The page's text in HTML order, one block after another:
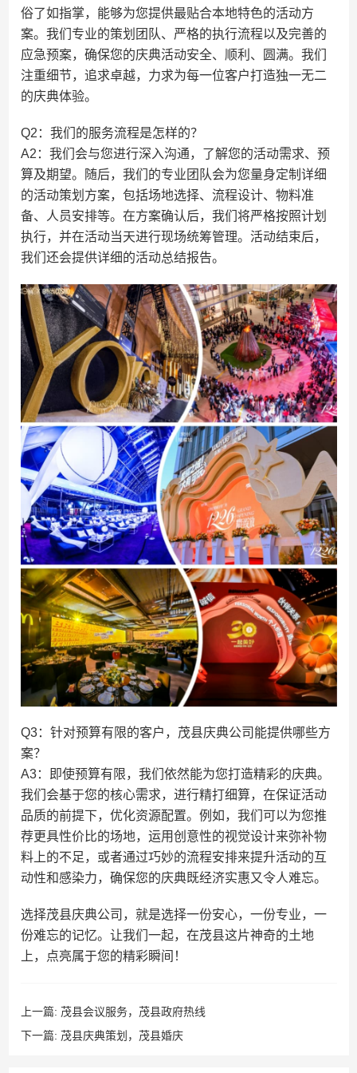
俗了如指掌，能够为您提供最贴合本地特色的活动方
案。我们专业的策划团队、严格的执行流程以及完善的
应急预案，确保您的庆典活动安全、顺利、圆满。我们
注重细节，追求卓越，力求为每一位客户打造独一无二
的庆典体验。
Q2：我们的服务流程是怎样的？
A2：我们会与您进行深入沟通，了解您的活动需求、预
算及期望。随后，我们的专业团队会为您量身定制详细
的活动策划方案，包括场地选择、流程设计、物料准
备、人员安排等。在方案确认后，我们将严格按照计划
执行，并在活动当天进行现场统筹管理。活动结束后，
我们还会提供详细的活动总结报告。
Q3：针对预算有限的客户，茂县庆典公司能提供哪些方
案？
A3：即使预算有限，我们依然能为您打造精彩的庆典。
我们会基于您的核心需求，进行精打细算，在保证活动
品质的前提下，优化资源配置。例如，我们可以为您推
荐更具性价比的场地，运用创意性的视觉设计来弥补物
料上的不足，或者通过巧妙的流程安排来提升活动的互
动性和感染力，确保您的庆典既经济实惠又令人难忘。
选择茂县庆典公司，就是选择一份安心，一份专业，一
份难忘的记忆。让我们一起，在茂县这片神奇的土地
上，点亮属于您的精彩瞬间！
上一篇: 茂县会议服务，茂县政府热线
下一篇: 茂县庆典策划，茂县婚庆